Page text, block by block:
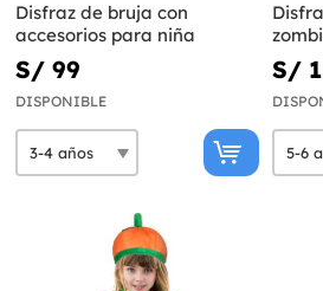
Disfraz de bruja con
accesorios para niña
S/ 99
DISPONIBLE
niña
S/